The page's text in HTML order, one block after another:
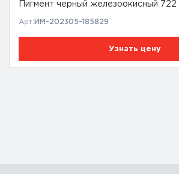
Пигмент черный железоокисный 722
Арт: ИМ-202305-185829
Узнать цену